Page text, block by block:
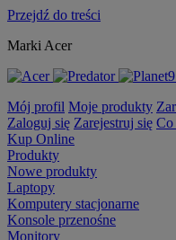
Przejdź do treści
Marki Acer
Mój profil Moje produkty
Zaloguj się Zarejestruj się Co
Kup Online
Produkty
Nowe produkty
Laptopy
Komputery stacjonarne
Konsole przenośne
Monitory